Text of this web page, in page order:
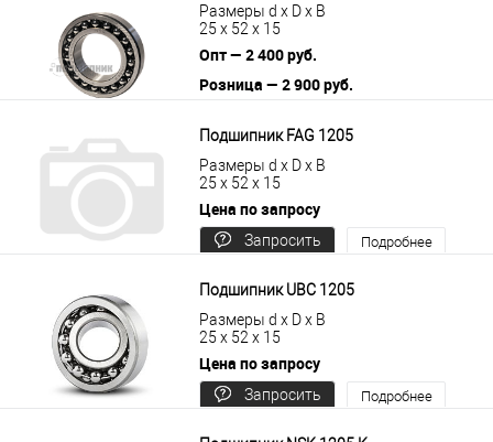
Размеры d x D x B
25 x 52 x 15
Опт — 2 400 руб.
Розница — 2 900 руб.
Подшипник FAG 1205
Размеры d x D x B
25 x 52 x 15
Цена по запросу
Запросить
Подробнее
Подшипник UBC 1205
Размеры d x D x B
25 x 52 x 15
Цена по запросу
Запросить
Подробнее